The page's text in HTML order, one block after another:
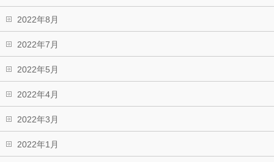
2022年8月
2022年7月
2022年5月
2022年4月
2022年3月
2022年1月